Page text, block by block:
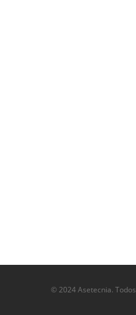
© 2024 Asetecnia.